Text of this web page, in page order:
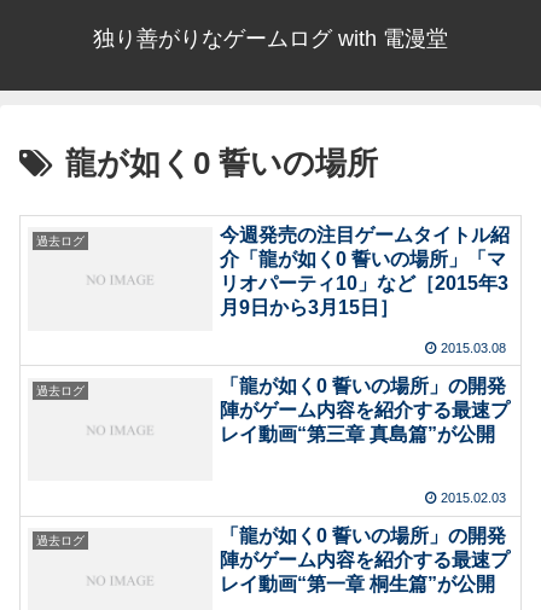
独り善がりなゲームログ with 電漫堂
龍が如く0 誓いの場所
過去ログ
今週発売の注目ゲームタイトル紹
介「龍が如く0 誓いの場所」「マ
リオパーティ10」など［2015年3
月9日から3月15日］
2015.03.08
過去ログ
「龍が如く0 誓いの場所」の開発
陣がゲーム内容を紹介する最速プ
レイ動画“第三章 真島篇”が公開
2015.02.03
過去ログ
「龍が如く0 誓いの場所」の開発
陣がゲーム内容を紹介する最速プ
レイ動画“第一章 桐生篇”が公開